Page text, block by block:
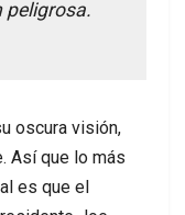
peligrosa.
oscura visión,
Así que lo más
es que el